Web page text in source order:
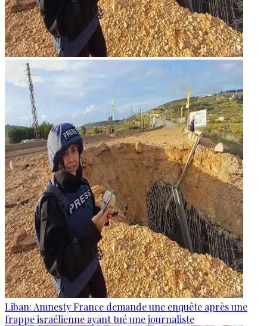
Liban: Amnesty France demande une enquête après une
frappe israélienne ayant tué une journaliste